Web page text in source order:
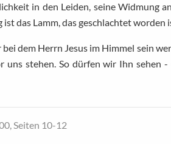
in den Leiden, seine Widmung
das Lamm, das geschlachtet worden
dem Herrn Jesus im Himmel sein
uns stehen. So dürfen wir Ihn sehen
Seiten 10-12